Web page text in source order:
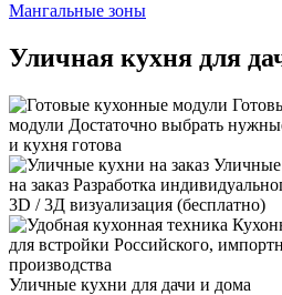
Мангальные зоны
Уличная кухня для
модули Достаточно выбрать
и кухня готова
на заказ Разработка
3D / 3Д визуализация (бесплатно)
для встройки Российского,
производства
Уличные кухни для дачи и дома